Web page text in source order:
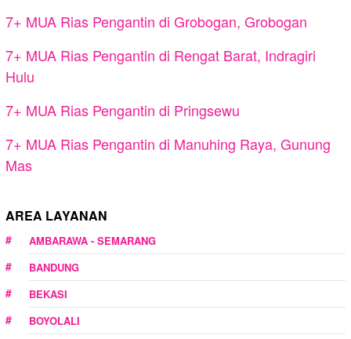
7+ MUA Rias Pengantin di Grobogan, Grobogan
7+ MUA Rias Pengantin di Rengat Barat, Indragiri
Hulu
7+ MUA Rias Pengantin di Pringsewu
7+ MUA Rias Pengantin di Manuhing Raya, Gunung
Mas
AREA LAYANAN
AMBARAWA - SEMARANG
BANDUNG
BEKASI
BOYOLALI